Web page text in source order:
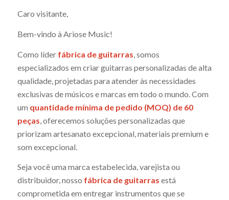
Caro visitante,
Bem-vindo à Ariose Music!
Como líder fábrica de guitarras , somos
especializados em criar guitarras personalizadas de alta
qualidade, projetadas para atender às necessidades
exclusivas de músicos e marcas em todo o mundo. Com
um quantidade mínima de pedido (MOQ) de 60
peças , oferecemos soluções personalizadas que
priorizam artesanato excepcional, materiais premium e
som excepcional.
Seja você uma marca estabelecida, varejista ou
distribuidor, nosso fábrica de guitarras está
comprometida em entregar instrumentos que se